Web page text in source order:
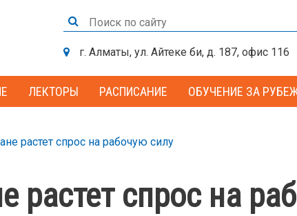
г. Алматы, ул. Айтеке би, д. 187, офис 116
ЛЕКТОРЫ РАСПИСАНИЕ ОБУЧЕНИЕ ЗА
растет спрос на рабочую силу
растет спрос на